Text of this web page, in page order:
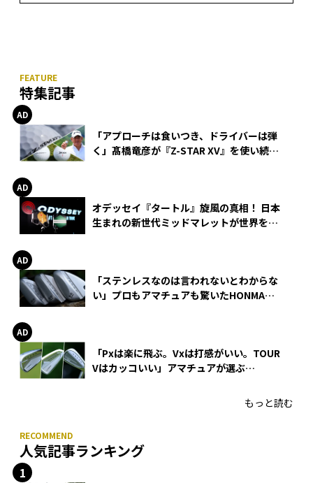
特集記事
「アプローチは食いつき、ドライバーは弾
く」髙橋竜彦が『Z-STAR XV』を使い続け
オデッセイ『タートル』旋風の真相！ 日本
生まれの新世代ミッドマレットが世界を席
「ステンレスなのは言われないとわからな
い」プロもアマチュアも驚いたHONMA
「Pxは楽に飛ぶ。Vxは打感がいい。TOUR
Vはカッコいい」アマチュアが選ぶ
もっと読む
人気記事ランキング